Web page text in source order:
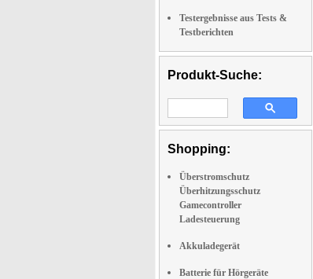
Testergebnisse aus Tests &
Testberichten
Produkt-Suche:
Shopping:
Überstromschutz
Überhitzungsschutz
Gamecontroller
Ladesteuerung
Akkuladegerät
Batterie für Hörgeräte